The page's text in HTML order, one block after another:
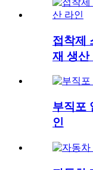
접착제
재 생산
부직포
인